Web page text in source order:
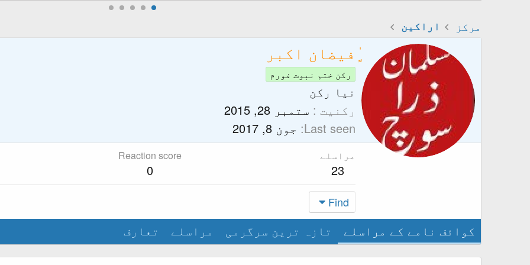
مرکز اراکین
ٍٰفیضان اکبر
رکن ختم نبوت فورم
نیا رکن
رکنیت
ستمبر 28, 2015
Last seen جون 8, 2017
مراسلے
23
Reaction score
0
Find
کوائف نامے کے مراسلے تازہ ترین سرگرمی مراسلے تعارف